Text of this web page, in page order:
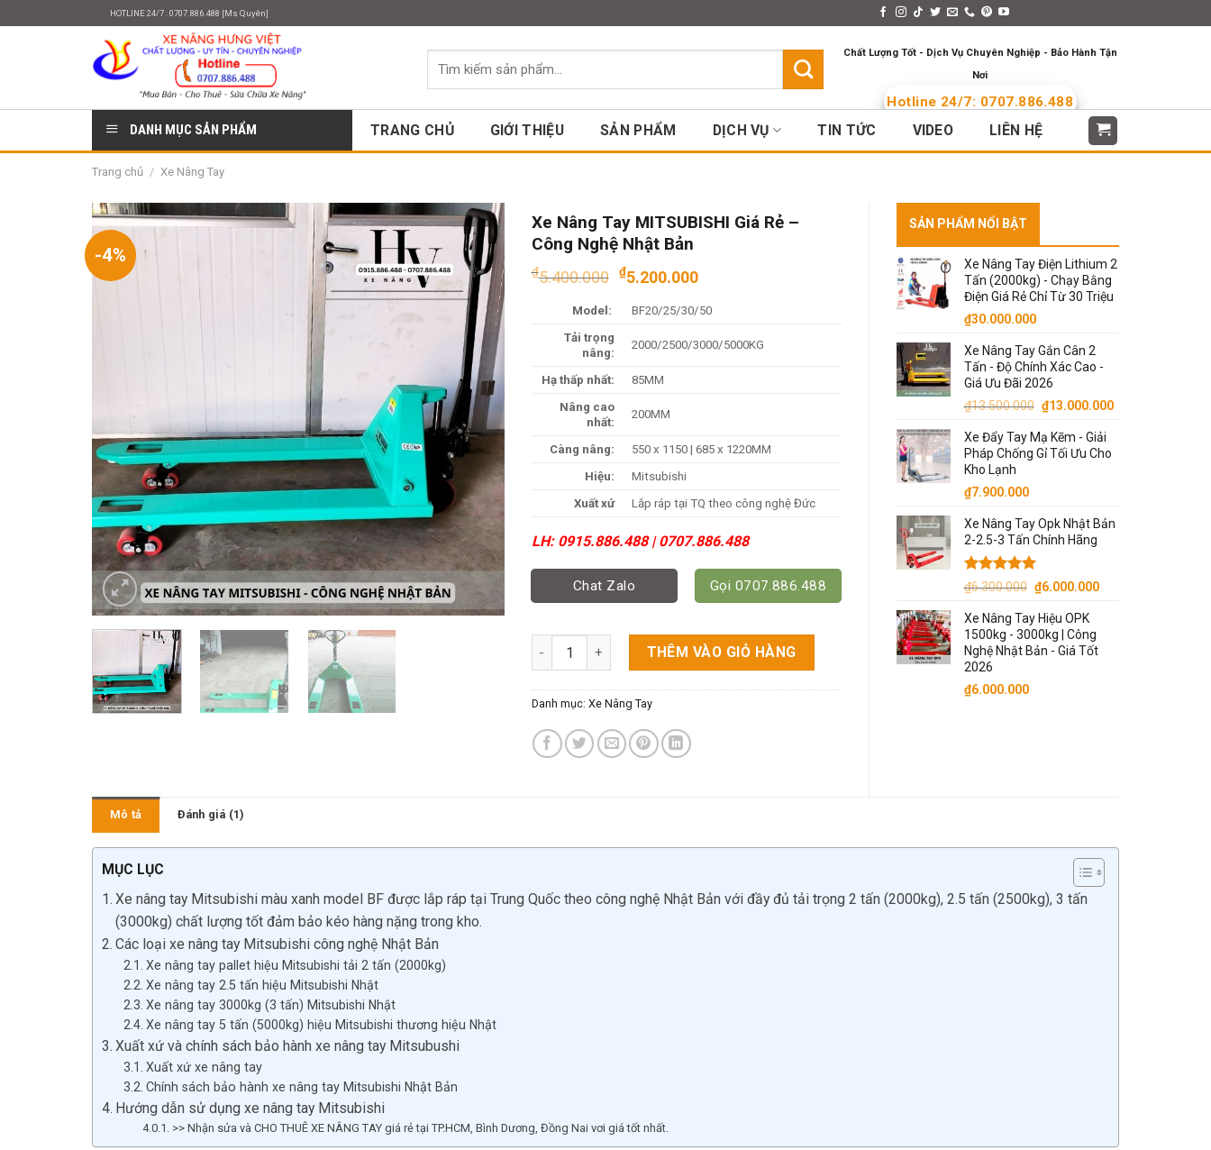
HOTLINE 24/7 : 0707.886.488 [Ms Quyên]
Tìm
Chất Lượng Tốt - Dịch Vụ Chuyên Nghiệp - Bảo Hành Tận
Nơi
Hotline 24/7: 0707.886.488
DANH MỤC SẢN PHẨM
TRANG CHỦ GIỚI THIỆU SẢN PHẨM DỊCH VỤ TIN TỨC VIDEO LIÊN HỆ
Trang chủ / Xe Nâng Tay
-4%
Xe Nâng Tay MITSUBISHI Giá Rẻ –
Công Nghệ Nhật Bản
₫5.400.000 Giá
là:
₫5.400.000.
₫5.200.000Giá
tại
là:
₫5.200.000.
Model:
BF20/25/30/50
Tải trọng
nâng:
2000/2500/3000/5000KG
Hạ thấp nhất:
85MM
Nâng cao
nhất:
200MM
Càng nâng:
550 x 1150 | 685 x 1220MM
Hiệu:
Mitsubishi
Xuất xứ
Lắp ráp tại TQ theo công nghệ Đức
LH: 0915.886.488 | 0707.886.488
Chat Zalo Gọi 0707.886.488
Xe Nâng Tay MITSUBISHI Giá Rẻ - Công Nghệ Nhật Bản số lượng
THÊM VÀO GIỎ HÀNG
Danh mục: Xe Nâng Tay
SẢN PHẨM NỔI BẬT
Xe Nâng Tay Điện Lithium 2
Tấn (2000kg) - Chạy Bằng
Điện Giá Rẻ Chỉ Từ 30 Triệu
₫30.000.000
Xe Nâng Tay Gắn Cân 2
Tấn - Độ Chính Xác Cao -
Giá Ưu Đãi 2026
₫13.500.000 Giá
là:
₫13.500.000.
₫13.000.000Giá
Xe Đẩy Tay Mạ Kẽm - Giải
Pháp Chống Gỉ Tối Ưu Cho
Kho Lạnh
₫7.900.000
Xe Nâng Tay Opk Nhật Bản
2-2.5-3 Tấn Chính Hãng
Được xếp
5 sao
₫6.300.000 Giá
là:
₫6.300.000.
₫6.000.000Giá
₫6.000.000.
Xe Nâng Tay Hiệu OPK
1500kg - 3000kg | Công
Nghệ Nhật Bản - Giá Tốt
2026
₫6.000.000
Mô tả Đánh giá (1)
MỤC LỤC
Xe nâng tay Mitsubishi màu xanh model BF được lắp ráp tại Trung Quốc theo công nghệ Nhật Bản với đầy đủ tải trọng 2 tấn (2000kg), 2.5 tấn (2500kg), 3 tấn
(3000kg) chất lượng tốt đảm bảo kéo hàng nặng trong kho.
Các loại xe nâng tay Mitsubishi công nghệ Nhật Bản
Xe nâng tay pallet hiệu Mitsubishi tải 2 tấn (2000kg)
Xe nâng tay 2.5 tấn hiệu Mitsubishi Nhật
Xe nâng tay 3000kg (3 tấn) Mitsubishi Nhật
Xe nâng tay 5 tấn (5000kg) hiệu Mitsubishi thương hiệu Nhật
Xuất xứ và chính sách bảo hành xe nâng tay Mitsubushi
Xuất xứ xe nâng tay
Chính sách bảo hành xe nâng tay Mitsubishi Nhật Bản
Hướng dẫn sử dụng xe nâng tay Mitsubishi
>> Nhận sửa và CHO THUÊ XE NÂNG TAY giá rẻ tại TP.HCM, Bình Dương, Đồng Nai vơi giá tốt nhất.